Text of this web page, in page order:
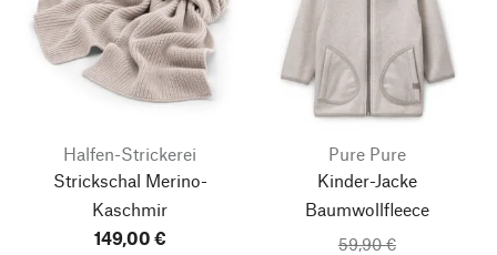
Halfen-Strickerei
Strickschal Merino-
Kaschmir
149,00 €
Pure Pure
Kinder-Jacke
Baumwollfleece
59,90 €